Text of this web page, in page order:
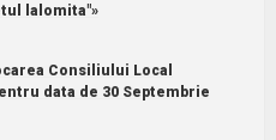
lalomita"»
Consiliului Local
data de 30 Septembrie